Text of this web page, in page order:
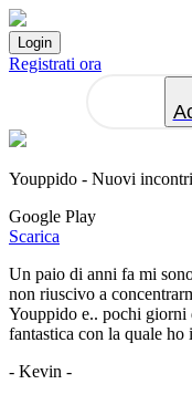
Registrati ora
Youppido - Nuovi
Google Play
Scarica
Un paio di anni fa mi
non riuscivo a
Youppido e.. pochi giorni
fantastica con la quale
- Kevin -